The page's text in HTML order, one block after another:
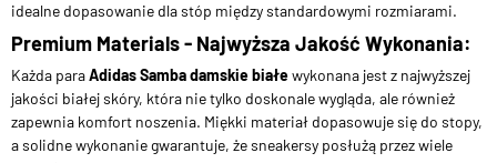
idealne dopasowanie dla stóp między standardowymi rozmiarami.
Premium Materials - Najwyższa Jakość Wykonania:
Każda paraAdidas Samba damskie białewykonana jest z najwyższej
jakości białej skóry, która nie tylko doskonale wygląda, ale również
zapewnia komfort noszenia. Miękki materiał dopasowuje się do stopy,
a solidne wykonanie gwarantuje, że sneakersy posłużą przez wiele